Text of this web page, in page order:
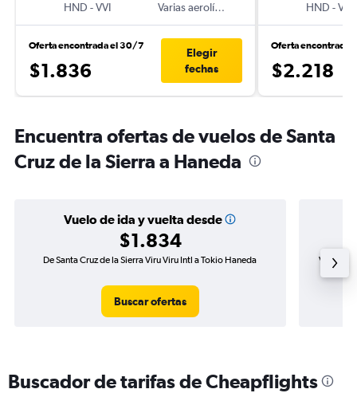
HND -VVI
Varias aerolíneas
Oferta encontrada el 30/7
$1.836
Elegir
fechas
HND -VVI
Oferta encontrada
$2.218
Encuentra ofertas de vuelos de Santa
Cruz de la Sierra a Haneda
Vuelo de ida y vuelta desde
$1.834
De Santa Cruz de la Sierra Viru Viru Intl a Tokio Haneda
Buscar ofertas
Vuelo de
Buscador de tarifas de Cheapflights